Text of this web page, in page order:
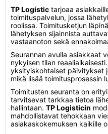
TP Logistic tarjoaa
toimituspalvelun, jossa
roolissa. Toimitusketjun
lähetyksen sijainnista
vastaanoton sekä
Seurannan avulla asiakkaat
nykyisen tilan reaaliaikaisesti.
yksityiskohtaiset päivitykset
mikä lisää toimitusprosessin
Toimitusten seuranta on
tarvitsevat tarkkaa tietoa
hallintaan. TP Logisticin
mahdollistavat tehokkaan
asiakaskokemuksen kaikille